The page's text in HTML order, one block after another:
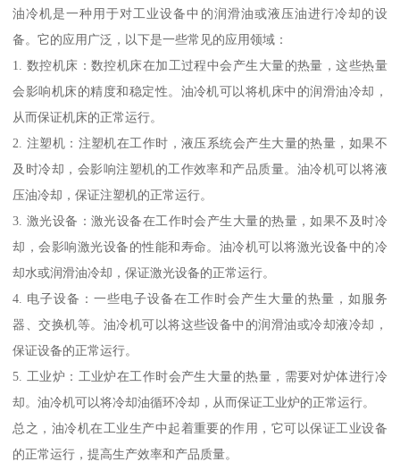
油冷机是一种用于对工业设备中的润滑油或液压油进行冷却的设
备。它的应用广泛，以下是一些常见的应用领域：
1. 数控机床：数控机床在加工过程中会产生大量的热量，这些热量
会影响机床的精度和稳定性。油冷机可以将机床中的润滑油冷却，
从而保证机床的正常运行。
2. 注塑机：注塑机在工作时，液压系统会产生大量的热量，如果不
及时冷却，会影响注塑机的工作效率和产品质量。油冷机可以将液
压油冷却，保证注塑机的正常运行。
3. 激光设备：激光设备在工作时会产生大量的热量，如果不及时冷
却，会影响激光设备的性能和寿命。油冷机可以将激光设备中的冷
却水或润滑油冷却，保证激光设备的正常运行。
4. 电子设备：一些电子设备在工作时会产生大量的热量，如服务
器、交换机等。油冷机可以将这些设备中的润滑油或冷却液冷却，
保证设备的正常运行。
5. 工业炉：工业炉在工作时会产生大量的热量，需要对炉体进行冷
却。油冷机可以将冷却油循环冷却，从而保证工业炉的正常运行。
总之，油冷机在工业生产中起着重要的作用，它可以保证工业设备
的正常运行，提高生产效率和产品质量。